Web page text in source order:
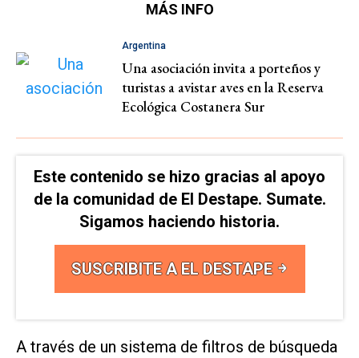
MÁS INFO
Argentina
Una asociación invita a porteños y
turistas a avistar aves en la Reserva
Ecológica Costanera Sur
Este contenido se hizo gracias al apoyo
de la comunidad de El Destape. Sumate.
Sigamos haciendo historia.
SUSCRIBITE A EL DESTAPE
A través de un sistema de filtros de búsqueda